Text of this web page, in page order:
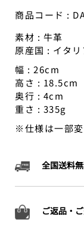
商品コード :
素材 : 牛革
原産国 : イタリ
幅 : 26cm
高さ : 18.5cm
奥行 : 4cm
重さ : 335g
※仕様は一部変
全国送料
ご返品・